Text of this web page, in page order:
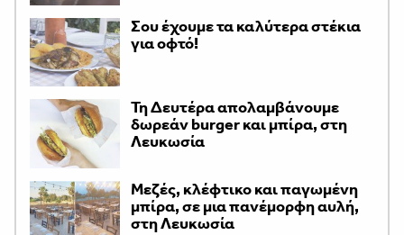
Σου έχουμε τα καλύτερα στέκια
για οφτό!
Τη Δευτέρα απολαμβάνουμε
δωρεάν burger και μπίρα, στη
Λευκωσία
Μεζές, κλέφτικο και παγωμένη
μπίρα, σε μια πανέμορφη αυλή,
στη Λευκωσία